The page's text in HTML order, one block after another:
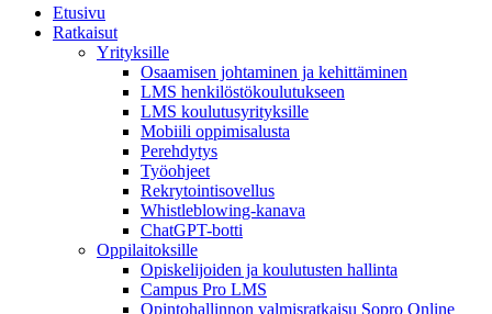
Close
Menu
Etusivu
Ratkaisut
Yrityksille
Osaamisen johtaminen ja kehittäminen
LMS henkilöstökoulutukseen
LMS koulutusyrityksille
Mobiili oppimisalusta
Perehdytys
Työohjeet
Rekrytointisovellus
Whistleblowing-kanava
ChatGPT-botti
Oppilaitoksille
Opiskelijoiden ja koulutusten hallinta
Campus Pro LMS
Opintohallinnon valmisratkaisu Sopro Online